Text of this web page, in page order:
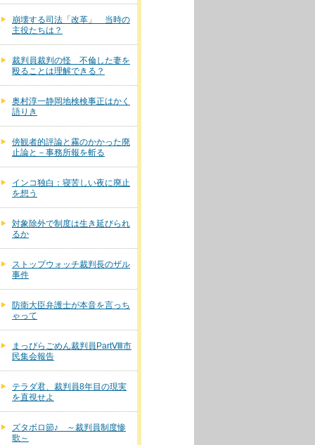
崩壊する司法「改革」 当時の
主役たちは？
裁判員裁判の怪 不倫した妻を
殴ることは理解できる？
奥村淳一静岡地検検事正はかく
語りき
傍観者的評論と霧のかかった廃
止論と－事務所報を斬る
インコ独白：寝苦しい夜に廃止
を想う
対象除外で制度は生き延びられ
るか
ストップウォッチ裁判長のザル
事件
防衛大臣弁護士が本音を言っち
ゃって
まっぴらごめん裁判員PartⅧ市
民集会報告
テラダ君、裁判員8年目の現実
を直視せよ
ズタボロ節♪ ～裁判員制度惨
歌～